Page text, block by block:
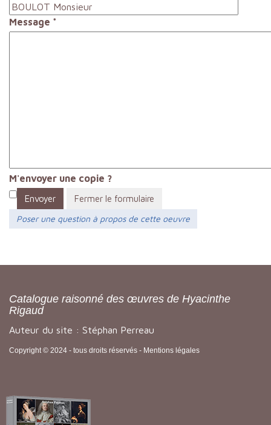
Message *
M'envoyer une copie ?
Envoyer
Fermer le formulaire
Poser une question à propos de cette oeuvre
Catalogue raisonné des œuvres de Hyacinthe
Rigaud
Auteur du site : Stéphan Perreau
Copyright © 2024 - tous droits réservés - Mentions légales